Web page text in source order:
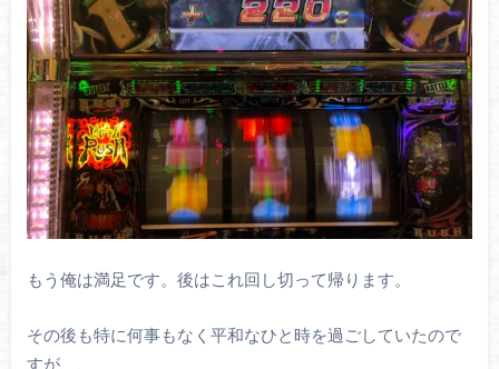
もう俺は満足です。後はこれ回し切って帰ります。
その後も特に何事もなく平和なひと時を過ごしていたので
すが、、